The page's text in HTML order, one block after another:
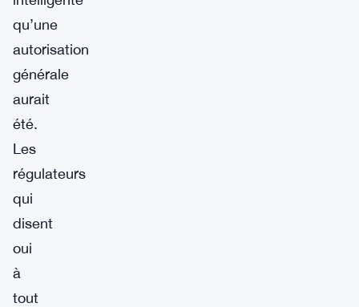
qu’une
autorisation
générale
aurait
été.
Les
régulateurs
qui
disent
oui
à
tout